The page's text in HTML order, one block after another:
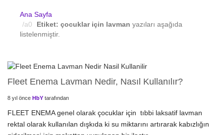
Ana Sayfa
Etiket: çocuklar için lavman yazıları aşağıda
listelenmiştir.
Fleet Enema Lavman Nedir, Nasıl Kullanılır?
8 yıl önce HbY tarafından
FLEET ENEMA genel olarak çocuklar için tıbbi laksatif lavman
rektal olarak kullanılan dışkıda ki su miktarını artırarak kabızlığın